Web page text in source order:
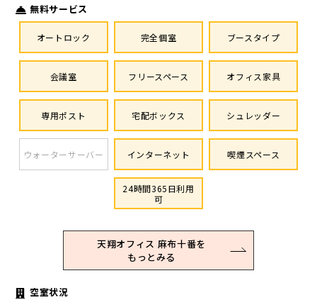
無料サービス
オートロック 完全個室 ブースタイプ
会議室 フリースペース オフィス家具
専用ポスト 宅配ボックス シュレッダー
ウォーターサーバー インターネット 喫煙スペース
24時間365日利用
可
天翔オフィス 麻布十番を
もっとみる
空室状況